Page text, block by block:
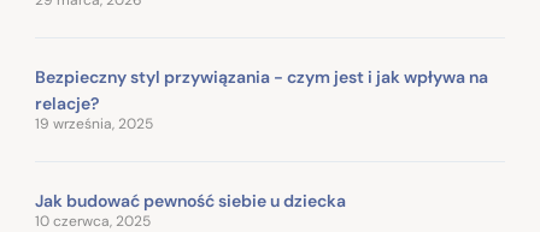
Bezpieczny styl przywiązania - czym jest i jak wpływa na
relacje?
19 września, 2025
Jak budować pewność siebie u dziecka
10 czerwca, 2025